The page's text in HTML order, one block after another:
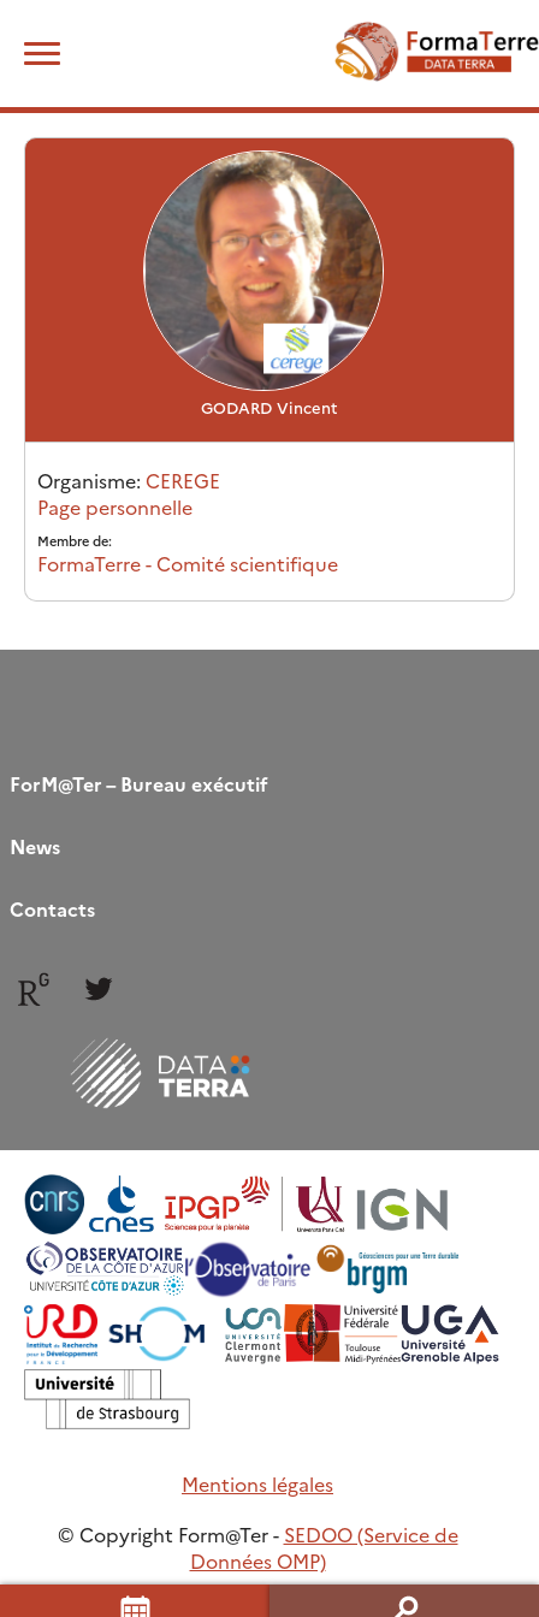
content
GODARD Vincent
Organisme: CEREGE
Page personnelle
Membre de:
FormaTerre - Comité scientifique
ForM@Ter – Bureau exécutif
News
Contacts
Follow
Mentions légales
© Copyright Form@Ter - SEDOO (Service de
Données OMP)